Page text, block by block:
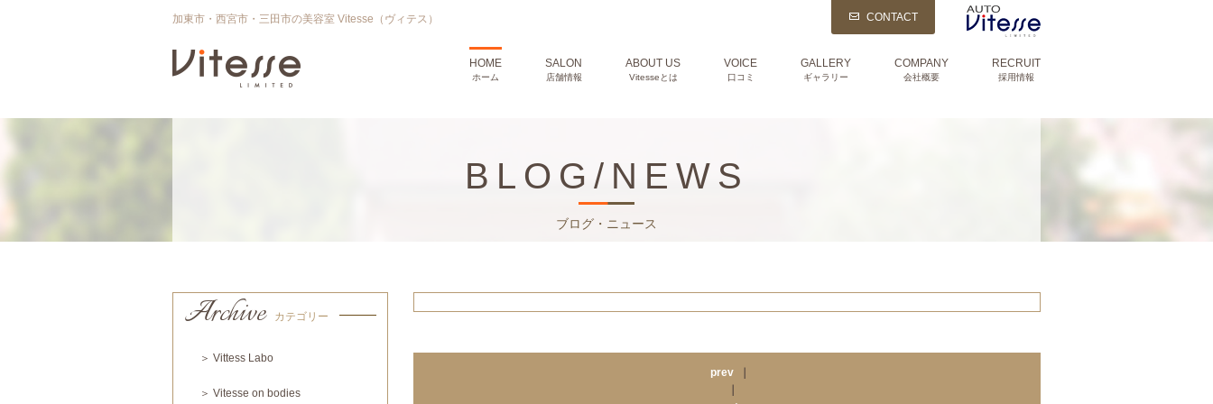
加東市・西宮市・三田市の美容室 Vitesse（ヴィテス） CONTACT
HOME
ホーム
SALON
店舗情報
ABOUT US
Vitesseとは
VOICE
口コミ
GALLERY
ギャラリー
COMPANY
会社概要
RECRUIT
採用情報
BLOG/NEWS
ブログ・ニュース
prev
Archive カテゴリー
＞ Vittess Labo
＞ Vitesse on bodies